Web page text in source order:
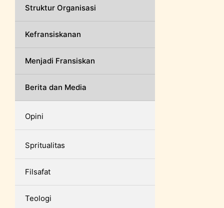
Struktur Organisasi
Kefransiskanan
Menjadi Fransiskan
Berita dan Media
Opini
Spritualitas
Filsafat
Teologi